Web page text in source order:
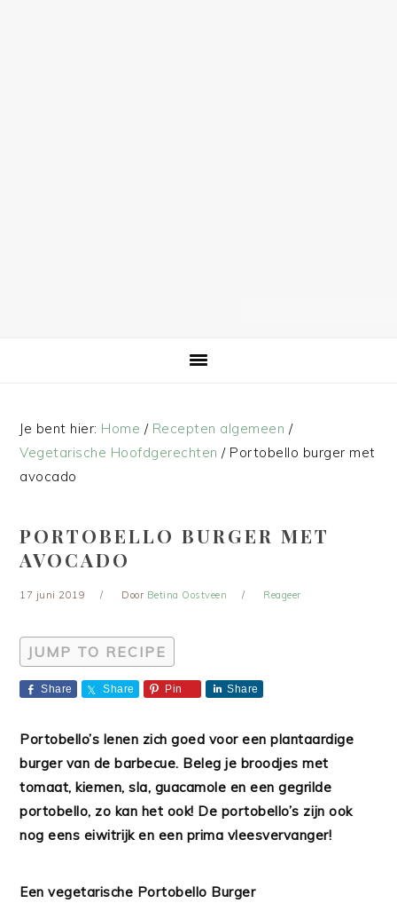
Je bent hier: Home / Recepten algemeen /
Vegetarische Hoofdgerechten /Portobello burger met
avocado
PORTOBELLO BURGER MET
AVOCADO
17 juni 2019 Door Betina Oostveen Reageer
JUMP TO RECIPE
Share Share Pin Share
Portobello’s lenen zich goed voor een plantaardige
burger van de barbecue. Beleg je broodjes met
tomaat, kiemen, sla, guacamole en een gegrilde
portobello, zo kan het ook! De portobello’s zijn ook
nog eens eiwitrijk en een prima vleesvervanger!
Een vegetarische Portobello Burger